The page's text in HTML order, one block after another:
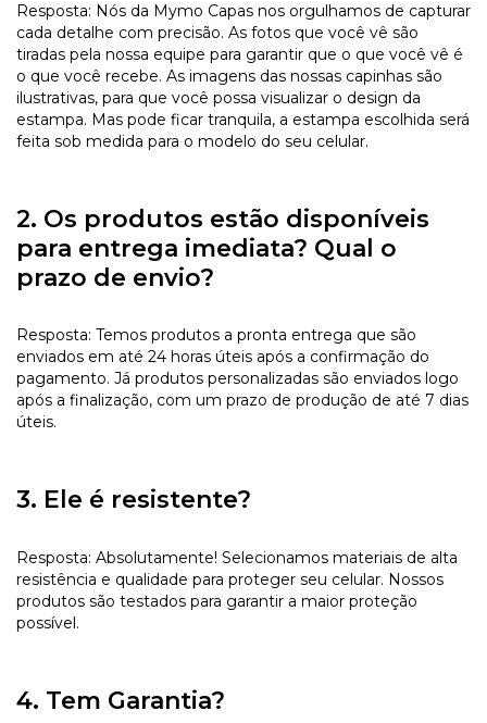
Resposta: Nós da Mymo Capas nos orgulhamos de capturar
cada detalhe com precisão. As fotos que você vê são
tiradas pela nossa equipe para garantir que o que você vê é
o que você recebe. As imagens das nossas capinhas são
ilustrativas, para que você possa visualizar o design da
estampa. Mas pode ficar tranquila, a estampa escolhida será
feita sob medida para o modelo do seu celular.
2. Os produtos estão disponíveis
para entrega imediata? Qual o
prazo de envio?
Resposta: Temos produtos a pronta entrega que são
enviados em até 24 horas úteis após a confirmação do
pagamento. Já produtos personalizadas são enviados logo
após a finalização, com um prazo de produção de até 7 dias
úteis.
3. Ele é resistente?
Resposta: Absolutamente! Selecionamos materiais de alta
resistência e qualidade para proteger seu celular. Nossos
produtos são testados para garantir a maior proteção
possível.
4. Tem Garantia?